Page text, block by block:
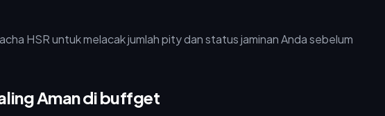
HSR untuk melacak jumlah pity dan status jaminan Anda sebelum
Aman di buffget